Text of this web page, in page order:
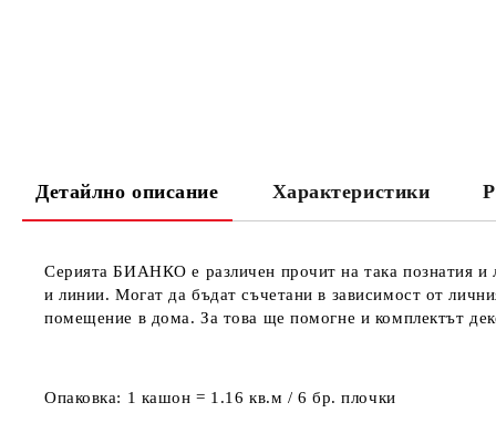
Детайлно описание Характеристики
Серията БИАНКО е различен прочит на така познатия и
и линии. Могат да бъдат съчетани в зависимост от
помещение в дома. За това ще помогне и комплектът
Опаковка: 1 кашон = 1.16 кв.м / 6 бр. плочки